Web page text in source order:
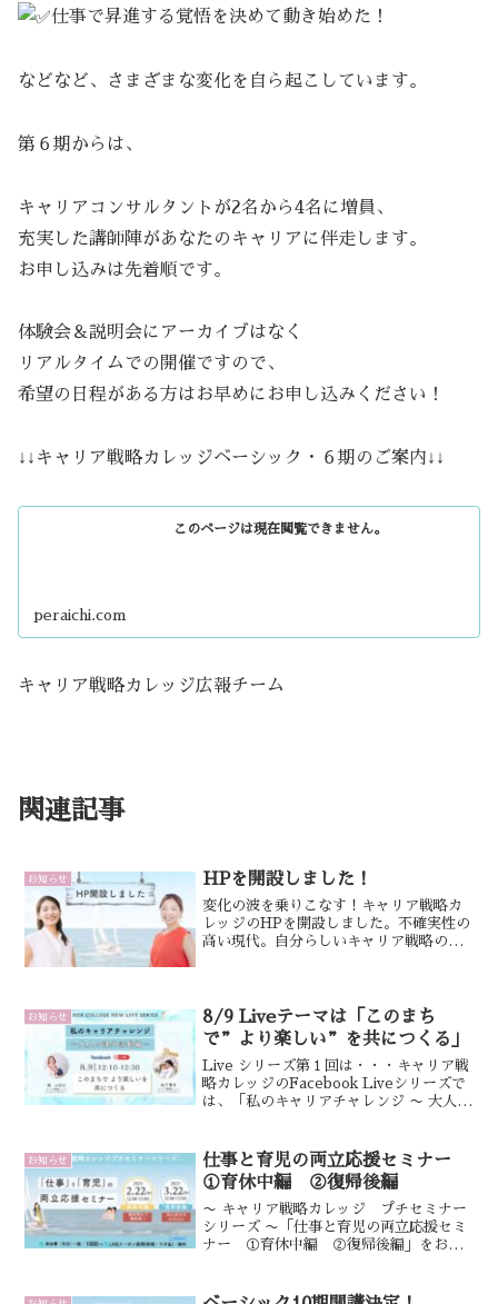
仕事で昇進する覚悟を決めて動き始めた！
などなど、さまざまな変化を自ら起こしています。
第６期からは、
キャリアコンサルタントが2名から4名に増員、
充実した講師陣があなたのキャリアに伴走します。
お申し込みは先着順です。
体験会＆説明会にアーカイブはなく
リアルタイムでの開催ですので、
希望の日程がある方はお早めにお申し込みください！
↓↓キャリア戦略カレッジベーシック・６期のご案内↓↓
このページは現在閲覧できません。
peraichi.com
キャリア戦略カレッジ広報チーム
関連記事
お知らせ HPを開設しました！
変化の波を乗りこなす！キャリア戦略カ
レッジのHPを開設しました。不確実性の
高い現代。自分らしいキャリア戦略の軸
続キャリア講座を行ってお...
お知らせ
8/9 Liveテーマは「このまち
で”より楽しい”を共につくる」
Live シリーズ第１回は・・・キャリア戦
略カレッジのFacebook Liveシリーズで
は、「私のキャリアチャレンジ 〜 大人の
たちのインスピレーショナルなお話をお
届...
お知らせ
仕事と育児の両立応援セミナー
①育休中編 ②復帰後編
〜 キャリア戦略カレッジ プチセミナー
シリーズ 〜「仕事と育児の両立応援セミ
ナー ①育休中編 ②復帰後編」をお届
育てをしながら仕事をする現実」につい